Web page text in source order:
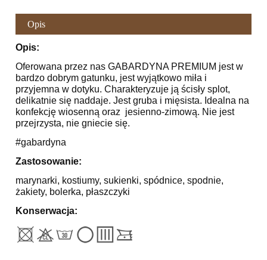
Opis
Opis:
Oferowana przez nas GABARDYNA PREMIUM jest w
bardzo dobrym gatunku, jest wyjątkowo miła i
przyjemna w dotyku. Charakteryzuje ją ścisły splot,
delikatnie się naddaje. Jest gruba i mięsista. Idealna na
konfekcję wiosenną oraz jesienno-zimową. Nie jest
przejrzysta, nie gniecie się.
#gabardyna
Zastosowanie:
marynarki, kostiumy, sukienki, spódnice, spodnie,
żakiety, bolerka, płaszczyki
Konserwacja: